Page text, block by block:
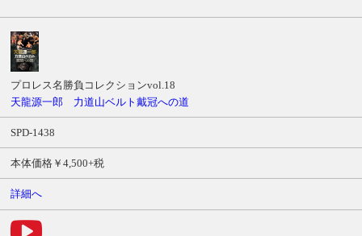
プロレス名勝負コレクションvol.18
天龍源一郎 力道山ベルト戴冠への道
SPD-1438
本体価格￥4,500+税
詳細へ